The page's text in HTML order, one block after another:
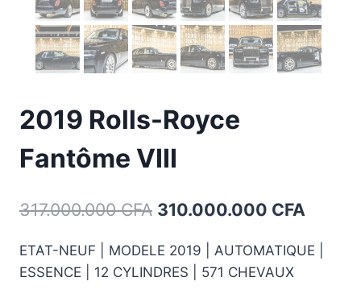
2019 Rolls-Royce
Fantôme VIII
317.000.000CFA Le
initial
310.000.000 CFA
actuel
ETAT-NEUF | MODELE 2019 | AUTOMATIQUE |
ESSENCE | 12 CYLINDRES | 571 CHEVAUX